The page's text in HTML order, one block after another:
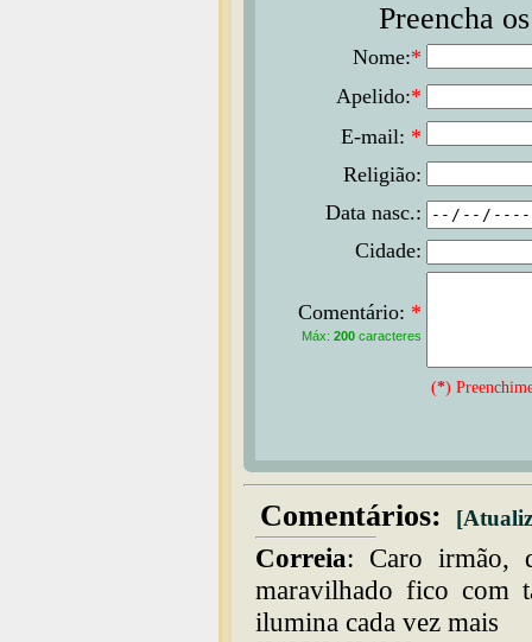
Preencha
Nome:*
Apelido:*
E-mail: *
Religião:
Data nasc.:
Cidade:
Comentário: *
Máx: 200 caracteres
(*)
Comentários:
Correia: Caro irmão,
maravilhado fico com
ilumina cada vez mais